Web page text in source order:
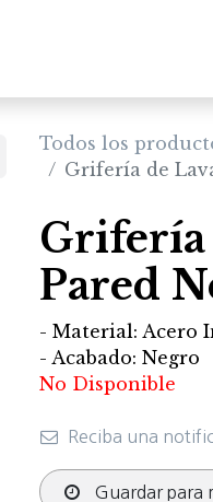
Todos los
Grifería de
Grifería
Pared
- Material: Acero
- Acabado: Negro
No Disponible
Reciba una
Guardar para